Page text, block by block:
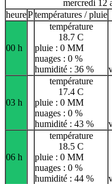
mercredi 12
heurePtempératures / pluie
00 h
température
18.7 C
pluie : 0 MM
nuages : 0 %
humidité : 36 %
03 h
température
17.4 C
pluie : 0 MM
nuages : 0 %
humidité : 43 %
06 h
température
18.5 C
pluie : 0 MM
nuages : 0 %
humidité : 44 %